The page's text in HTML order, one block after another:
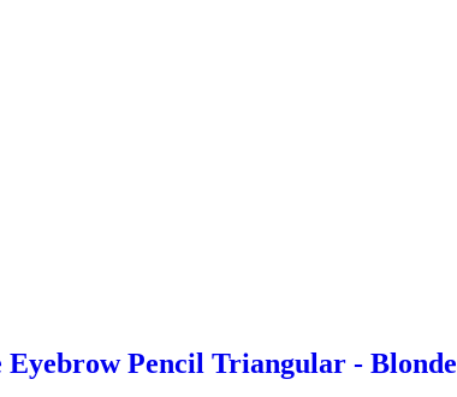
Eyebrow Pencil Triangular - Blonde